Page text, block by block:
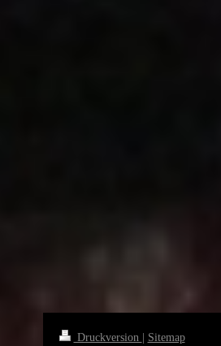
Druckversion | Sitemap